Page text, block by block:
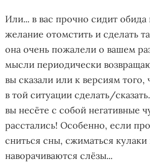
Или... в вас прочно сидит обида
желание отомстить и сделать
она очень пожалели о вашем
мысли периодически
вы сказали или к версиям
в той ситуации сделать/
вы несёте с собой негативные
расстались! Особенно, если
сниться сны, сжиматься кулаки
наворачиваются слёзы...